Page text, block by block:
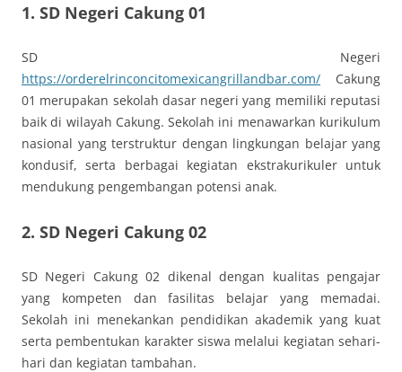
1. SD Negeri Cakung 01
SD Negeri
https://orderelrinconcitomexicangrillandbar.com/ Cakung
01 merupakan sekolah dasar negeri yang memiliki reputasi
baik di wilayah Cakung. Sekolah ini menawarkan kurikulum
nasional yang terstruktur dengan lingkungan belajar yang
kondusif, serta berbagai kegiatan ekstrakurikuler untuk
mendukung pengembangan potensi anak.
2. SD Negeri Cakung 02
SD Negeri Cakung 02 dikenal dengan kualitas pengajar
yang kompeten dan fasilitas belajar yang memadai.
Sekolah ini menekankan pendidikan akademik yang kuat
serta pembentukan karakter siswa melalui kegiatan sehari-
hari dan kegiatan tambahan.